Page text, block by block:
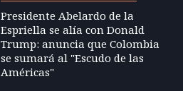
Presidente Abelardo de la
Espriella se alía con Donald
Trump: anuncia que Colombia
se sumará al "Escudo de las
Américas"